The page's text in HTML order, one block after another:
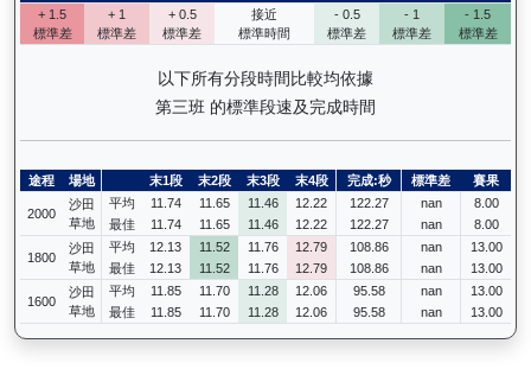
+ 1.5
標準差
+ 1
標準差
+ 0.5
標準差
接近
標準時間
- 0.5
標準差
- 1
標準差
- 1.5
標準差
以下所有分段時間比較均依據
第三班 的標準段速及完成時間
途程 場地 末1段 末2段 末3段 末4段 完成:秒 標準差 賽果
2000
沙田
草地
平均 11.74 11.65 11.46 12.22 122.27 nan
8.00
最佳
11.74 11.65 11.46 12.22 122.27 nan 8.00
1800
沙田
草地
平均 12.13 11.52 11.76 12.79 108.86 nan
13.00
最佳
12.13 11.52 11.76 12.79 108.86 nan 13.00
1600
沙田
草地
平均 11.85 11.70 11.28 12.06 95.58 nan
13.00
最佳
11.85 11.70 11.28 12.06 95.58 nan 13.00